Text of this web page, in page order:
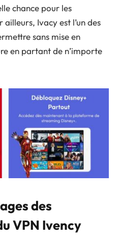
chance pour les
Ivacy est l’un des
sans mise en
en partant de n’importe
des
VPN Ivency